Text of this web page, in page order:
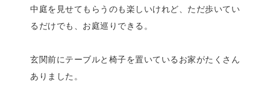
中庭を見せてもらうのも楽しいけれど、ただ歩いてい
るだけでも、お庭巡りできる。
玄関前にテーブルと椅子を置いているお家がたくさん
ありました。